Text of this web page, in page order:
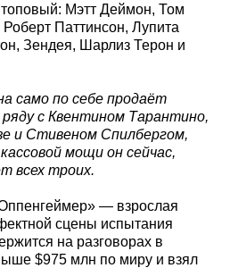
Мэтт Деймон, Том
Паттинсон, Лупита
Зендея, Шарлиз Терон и
само по себе продаёт
с Квентином Тарантино,
и Стивеном Спилбергом,
мощи он сейчас,
всех троих.
— взрослая
сцены испытания
на разговорах в
$975 млн по миру и взял